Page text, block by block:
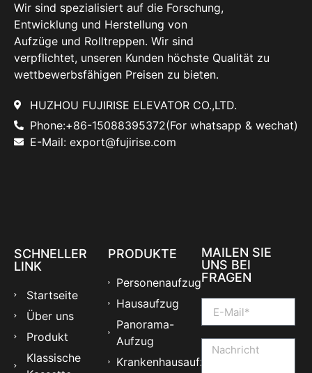
Wir sind spezialisiert auf die Forschung,
Entwicklung und Herstellung von
Aufzüge und Rolltreppen. Wir sind
verpflichtet, unseren Kunden höchste Qualität zu
wettbewerbsfähigen Preisen zu bieten.
HUZHOU FUJIRISE ELEVATOR CO.,LTD.
Phone:+86-15088395372(For whatsapp & wechat)
E-Mail: export@fujirise.com
SCHNELLER
LINK
Startseite
Über uns
Produkt
Klassische
PRODUKTE
Personenaufzug
Hausaufzug
Panorama-
Aufzug
Krankenhausaufzug
MAILEN SIE
UNS BEI
FRAGEN